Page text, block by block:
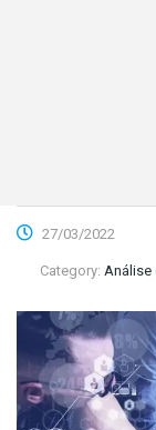
27/03/2022
Category: Análise